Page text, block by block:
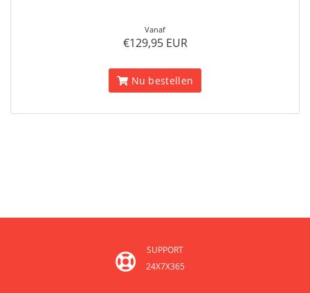
Vanaf
€129,95 EUR
Nu bestellen
SUPPORT
24X7X365